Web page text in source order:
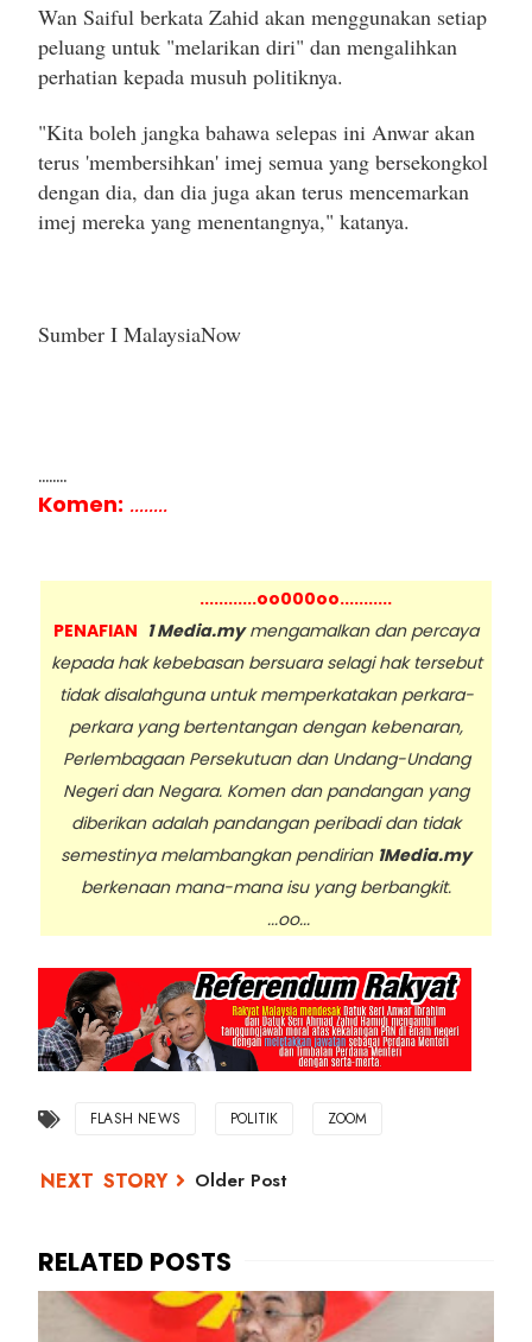
Wan Saiful berkata Zahid akan menggunakan setiap
peluang untuk "melarikan diri" dan mengalihkan
perhatian kepada musuh politiknya.
"Kita boleh jangka bahawa selepas ini Anwar akan
terus 'membersihkan' imej semua yang bersekongkol
dengan dia, dan dia juga akan terus mencemarkan
imej mereka yang menentangnya," katanya.
Sumber I MalaysiaNow
........
Komen: ........
............oo000oo...........
PENAFIAN 1 Media.mymengamalkan dan percaya
kepada hak kebebasan bersuara selagi hak tersebut
tidak disalahguna untuk memperkatakan perkara-
perkara yang bertentangan dengan kebenaran,
Perlembagaan Persekutuan dan Undang-Undang
Negeri dan Negara. Komen dan pandangan yang
diberikan adalah pandangan peribadi dan tidak
semestinya melambangkan pendirian 1Media.my
berkenaan mana-mana isu yang berbangkit.
...oo...
FLASH NEWS POLITIK ZOOM
Older Post